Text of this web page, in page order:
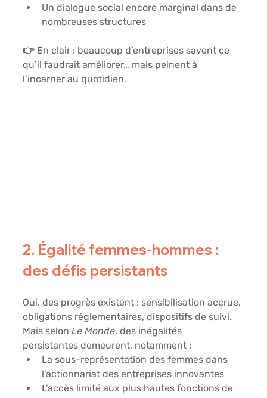
Un dialogue social encore marginal dans de
nombreuses structures
👉 En clair : beaucoup d’entreprises savent ce
qu’il faudrait améliorer… mais peinent à
l’incarner au quotidien.
2. Égalité femmes-hommes :
des défis persistants
Oui, des progrès existent : sensibilisation accrue,
obligations réglementaires, dispositifs de suivi.
Mais selon Le Monde, des inégalités
persistantes demeurent, notamment :
La sous-représentation des femmes dans
l’actionnariat des entreprises innovantes
L’accès limité aux plus hautes fonctions de